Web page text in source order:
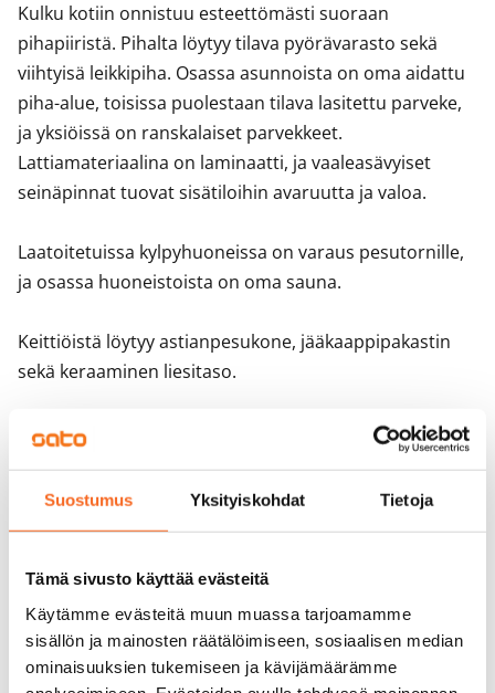
Suostumus Yksityiskohdat Tietoja
Tämä sivusto käyttää evästeitä
Käytämme evästeitä muun muassa tarjoamamme
sisällön ja mainosten räätälöimiseen, sosiaalisen median
ominaisuuksien tukemiseen ja kävijämäärämme
Keittiöistä löytyy astianpesukone, jääkaappipakastin
sekä keraaminen liesitaso.
Kulku kotiin onnistuu esteettömästi suoraan
pihapiiristä. Pihalta löytyy tilava pyörävarasto sekä
viihtyisä leikkipiha. Osassa asunnoista on oma aidattu
piha-alue, toisissa puolestaan tilava lasitettu parveke,
ja yksiöissä on ranskalaiset parvekkeet.
Lattiamateriaalina on laminaatti, ja vaaleasävyiset
seinäpinnat tuovat sisätiloihin avaruutta ja valoa.
Laatoitetuissa kylpyhuoneissa on varaus pesutornille,
ja osassa huoneistoista on oma sauna.
Keittiöistä löytyy astianpesukone, jääkaappipakastin
sekä keraaminen liesitaso.
Sopimus ja maksut
Vapautuminen
Vuokrattu
Varallisuusrajat
Ei
Vuokra